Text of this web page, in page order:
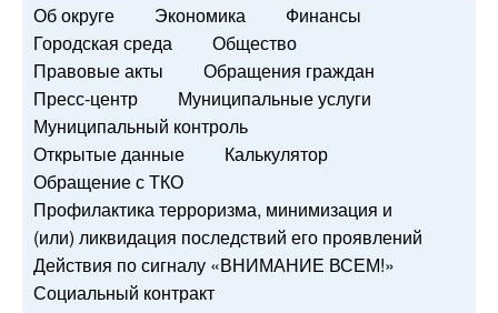
Об округе Экономика
Финансы
Городская среда
Общество
Правовые акты
Обращения граждан
Пресс-центр
Муниципальные услуги
Муниципальный контроль
Открытые данные
Калькулятор
Обращение с ТКО
Профилактика терроризма, минимизация и
(или) ликвидация последствий его проявлений
Действия по сигналу «ВНИМАНИЕ ВСЕМ!»
Социальный контракт